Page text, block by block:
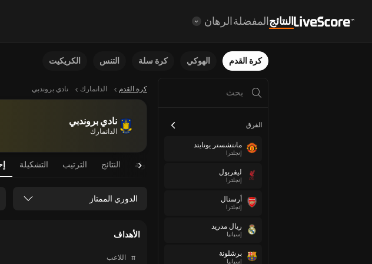
النتائجالمفضلةالرهان
كرة القدم الهوكي كرة سلة التنس الكريكيت
الفرق
مانتشستر يونايتد
إنجلترا
ليفربول
إنجلترا
أرسنال
إنجلترا
ريال مدريد
إسبانيا
برشلونة
إسبانيا
كرة القدم الدانمارك نادي بروندبي
نادي بروندبي
الدانمارك
مباريات مجدولة النتائج الترتيب التشكيلة
الدوري الممتاز
الأهداف
# اللاعب